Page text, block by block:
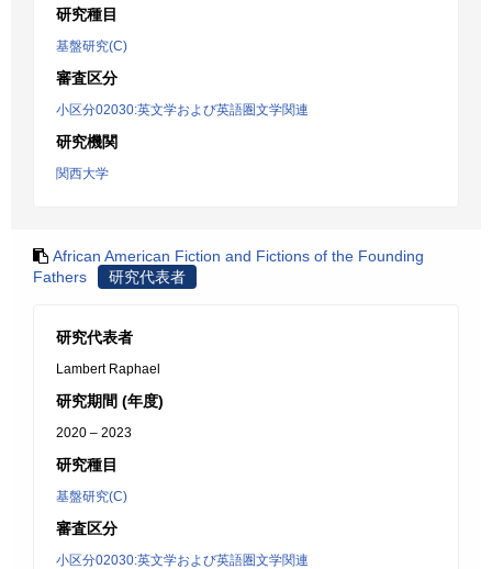
研究種目
基盤研究(C)
審査区分
小区分02030:英文学および英語圏文学関連
研究機関
関西大学
African American Fiction and Fictions of the Founding
Fathers
研究代表者
研究代表者
Lambert Raphael
研究期間 (年度)
2020 – 2023
研究種目
基盤研究(C)
審査区分
小区分02030:英文学および英語圏文学関連